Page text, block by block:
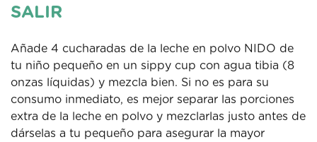
SALIR
Añade 4 cucharadas de la leche en polvo NIDO de
tu niño pequeño en un sippy cup con agua tibia (8
onzas líquidas) y mezcla bien. Si no es para su
consumo inmediato, es mejor separar las porciones
extra de la leche en polvo y mezclarlas justo antes de
dárselas a tu pequeño para asegurar la mayor